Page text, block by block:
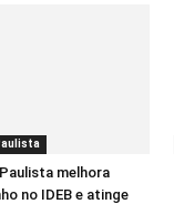
melhora
no IDEB e atinge